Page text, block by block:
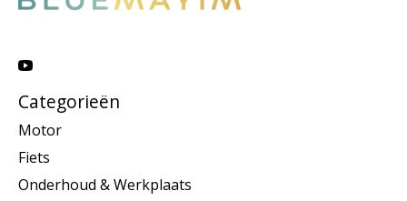
Categorieën
Motor
Fiets
Onderhoud & Werkplaats